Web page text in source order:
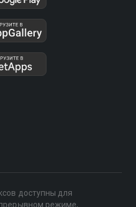
доступны для
режиме,